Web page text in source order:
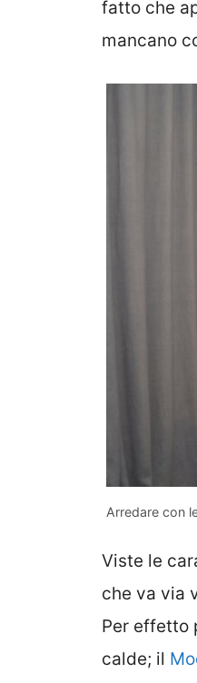
fatto che
mancano
Arredare con
Viste le
che va via
Per effetto
calde; il